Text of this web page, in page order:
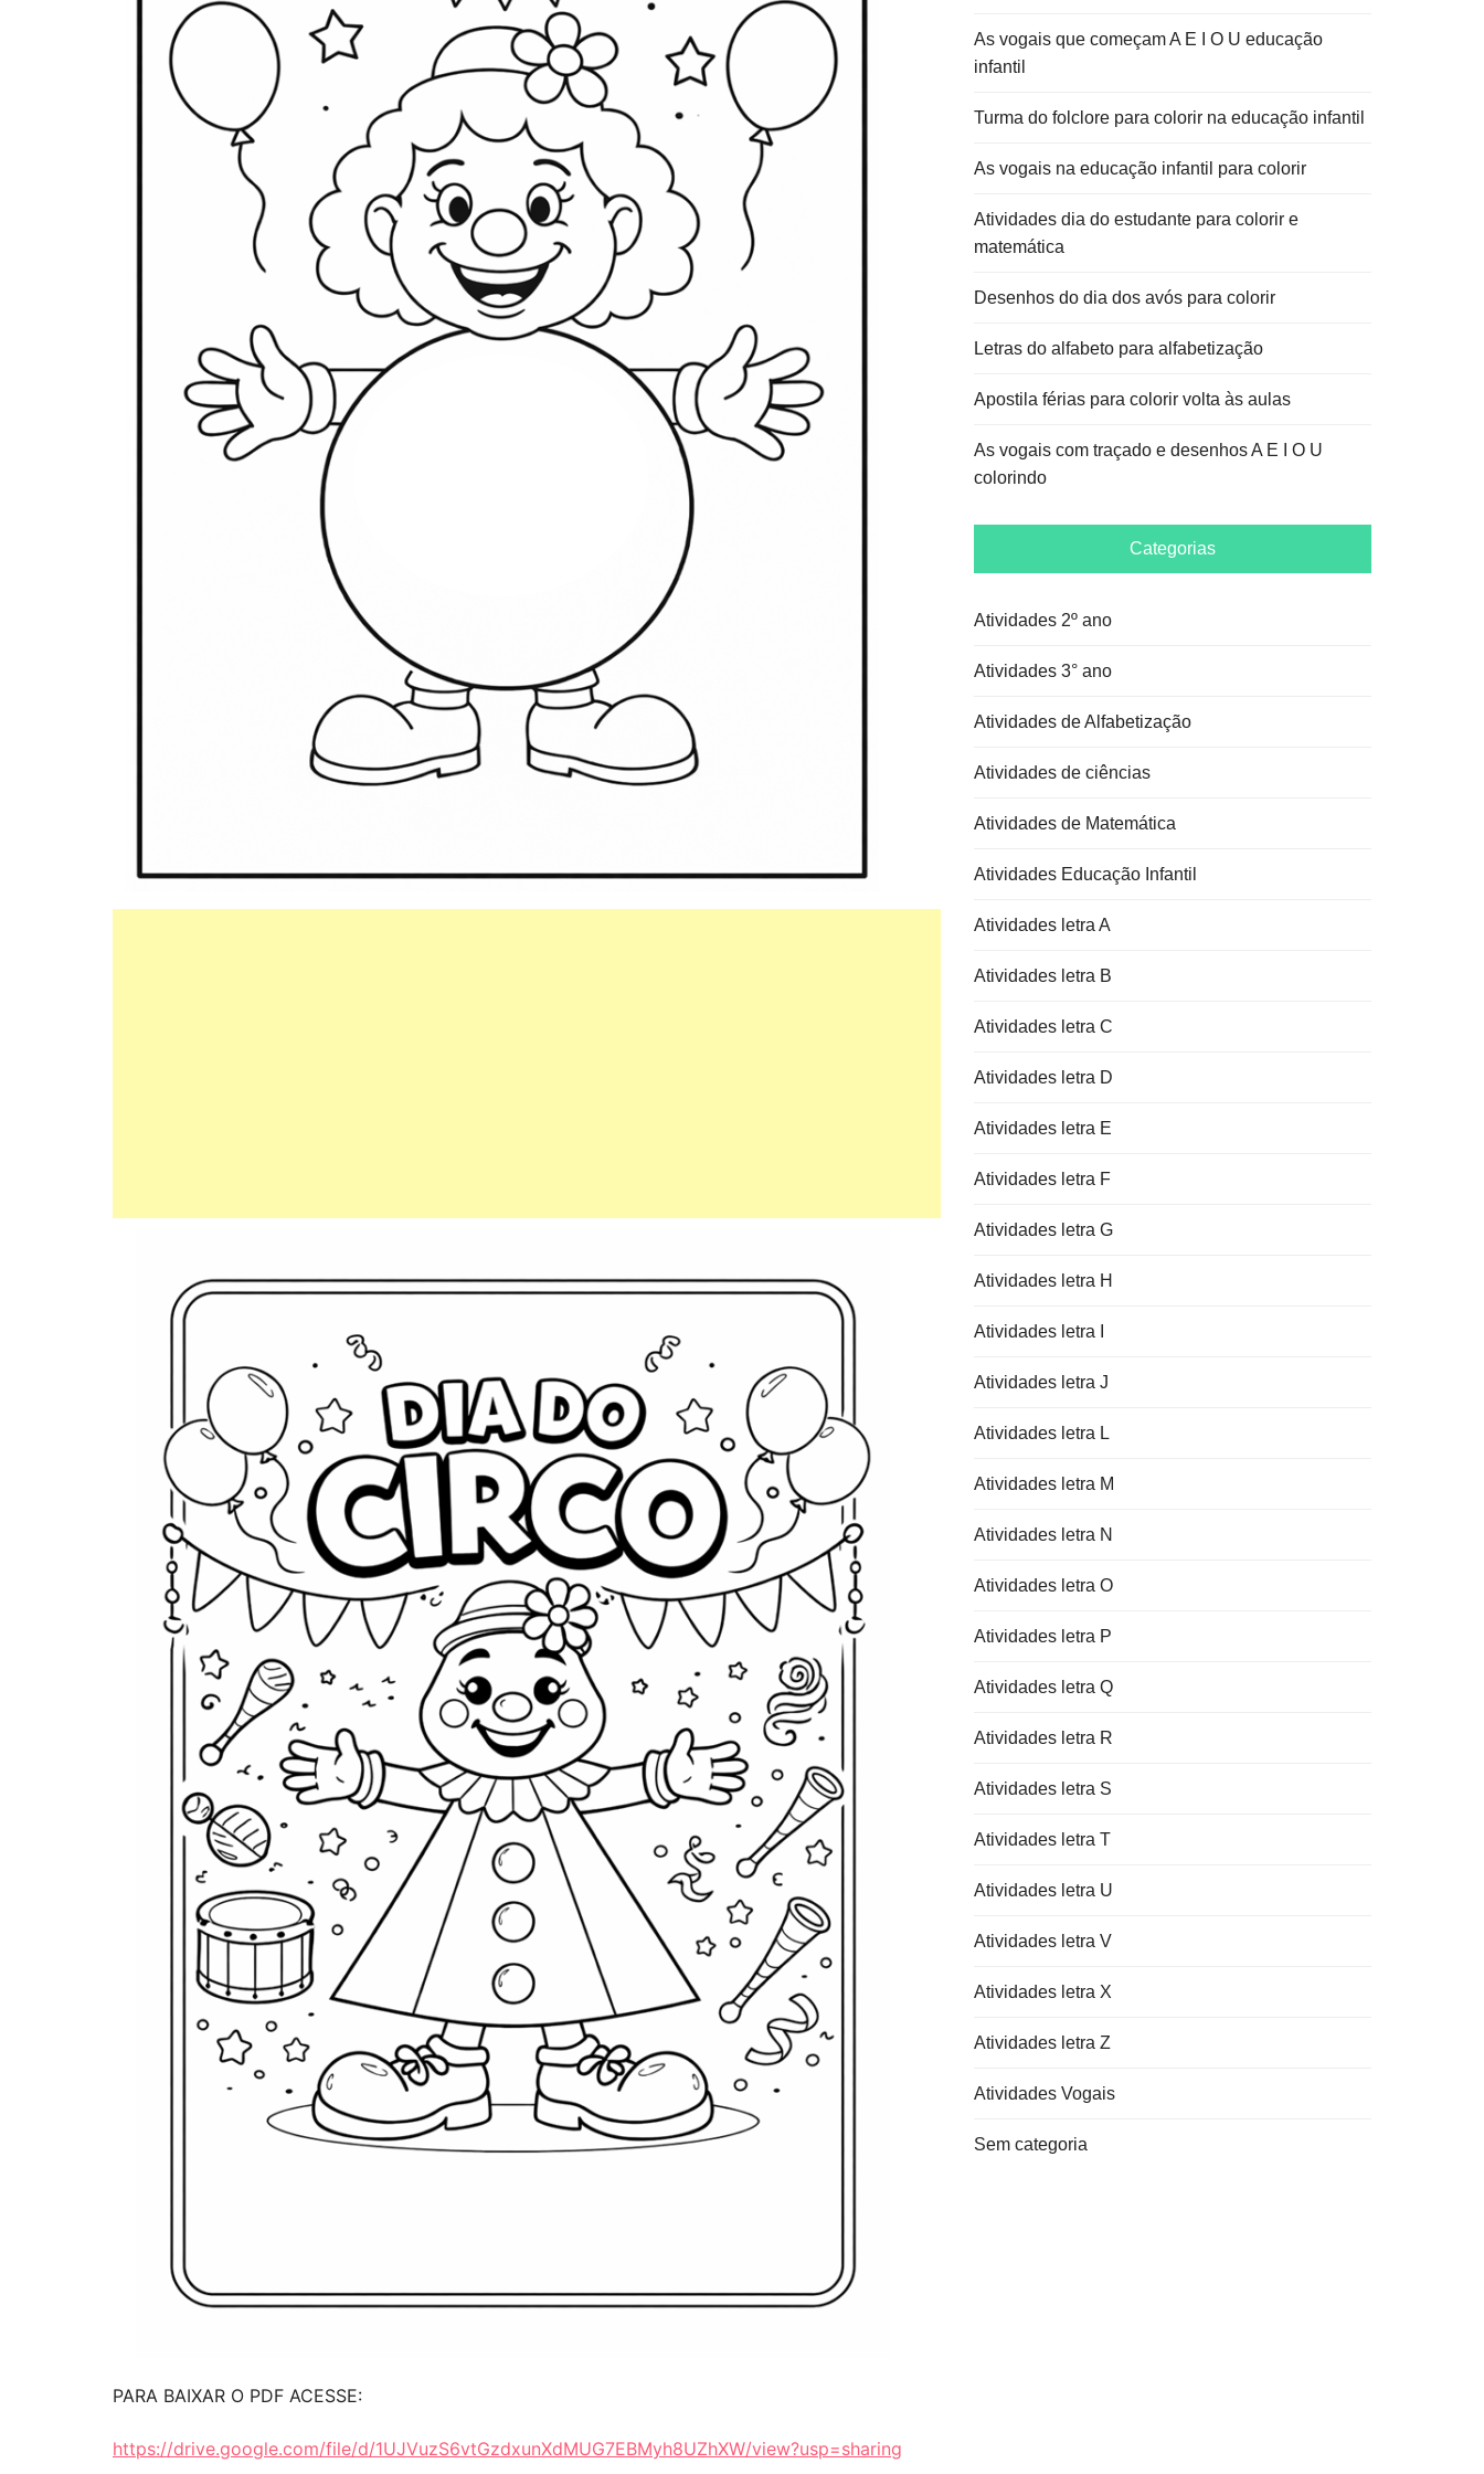
PARA BAIXAR O PDF ACESSE:
https://drive.google.com/file/d/1UJVuzS6vtGzdxunXdMUG7EBMyh8UZhXW/view?usp=sharing
As vogais que começam A E I O U educação
infantil
Turma do folclore para colorir na educação infantil
As vogais na educação infantil para colorir
Atividades dia do estudante para colorir e
matemática
Desenhos do dia dos avós para colorir
Letras do alfabeto para alfabetização
Apostila férias para colorir volta às aulas
As vogais com traçado e desenhos A E I O U
colorindo
Categorias
Atividades 2º ano
Atividades 3° ano
Atividades de Alfabetização
Atividades de ciências
Atividades de Matemática
Atividades Educação Infantil
Atividades letra A
Atividades letra B
Atividades letra C
Atividades letra D
Atividades letra E
Atividades letra F
Atividades letra G
Atividades letra H
Atividades letra I
Atividades letra J
Atividades letra L
Atividades letra M
Atividades letra N
Atividades letra O
Atividades letra P
Atividades letra Q
Atividades letra R
Atividades letra S
Atividades letra T
Atividades letra U
Atividades letra V
Atividades letra X
Atividades letra Z
Atividades Vogais
Sem categoria